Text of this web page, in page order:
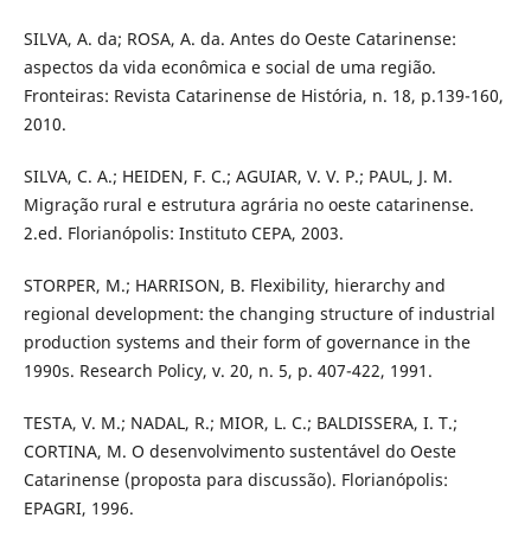
SILVA, A. da; ROSA, A. da. Antes do Oeste Catarinense:
aspectos da vida econômica e social de uma região.
Fronteiras: Revista Catarinense de História, n. 18, p.139-160,
2010.
SILVA, C. A.; HEIDEN, F. C.; AGUIAR, V. V. P.; PAUL, J. M.
Migração rural e estrutura agrária no oeste catarinense.
2.ed. Florianópolis: Instituto CEPA, 2003.
STORPER, M.; HARRISON, B. Flexibility, hierarchy and
regional development: the changing structure of industrial
production systems and their form of governance in the
1990s. Research Policy, v. 20, n. 5, p. 407-422, 1991.
TESTA, V. M.; NADAL, R.; MIOR, L. C.; BALDISSERA, I. T.;
CORTINA, M. O desenvolvimento sustentável do Oeste
Catarinense (proposta para discussão). Florianópolis:
EPAGRI, 1996.